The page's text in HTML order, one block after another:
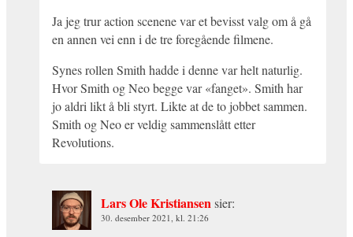
Ja jeg trur action scenene var et bevisst valg om å gå
en annen vei enn i de tre foregående filmene.
Synes rollen Smith hadde i denne var helt naturlig.
Hvor Smith og Neo begge var «fanget». Smith har
jo aldri likt å bli styrt. Likte at de to jobbet sammen.
Smith og Neo er veldig sammenslått etter
Revolutions.
Lars Ole Kristiansensier:
30. desember 2021, kl. 21:26